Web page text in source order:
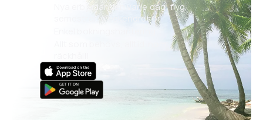
Nya erbjudanden varje dag: flyg,
semestrar, weekendresor